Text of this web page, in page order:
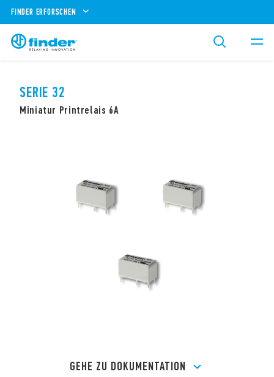
FINDER ERFORSCHEN
SERIE 32
Miniatur Printrelais 6A
GEHE ZU DOKUMENTATION